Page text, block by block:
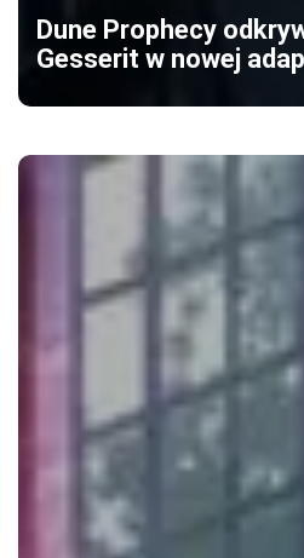
Dune Prophecy
Gesserit w nowej